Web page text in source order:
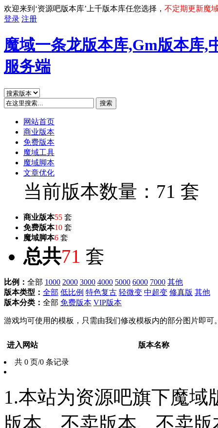
欢迎来到‘资源吧版本库’上千版本库任您选择， 不定期更新魔
登录 注册
魔域一条龙版本库,Gm版本库,
服务端
搜索
网站首页
商业版本
免费版本
魔域工具
魔域脚本
文章优化
当前版本数量：71 套
商业版本55 套
免费版本10 套
魔域脚本6 套
总共71 套
比例： 全部 1000 2000 3000 4000 5000 6000 7000 其他
版本类型： 全部 低比例 特色复古 轻微变 中超变 修真版 其他
版本分类： 全部 免费版本 VIP版本
游戏均可使用的模板，只需由我们修改模板内的部分图片即可
进入网站 版本名称
共 0 页/0 条记录
1.本站为资源吧旗下魔
版本、不卖版本、不卖版